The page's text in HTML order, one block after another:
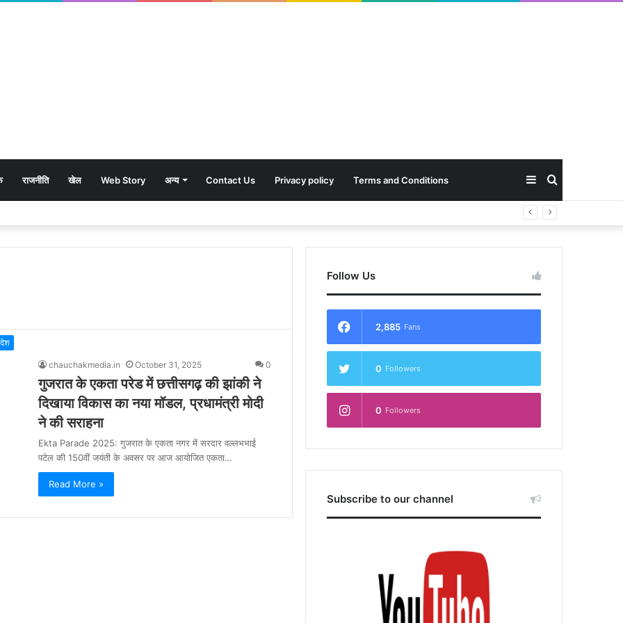
राजनीति खेल Web Story अन्य Contact Us Privacy policy Terms and Conditions
for
Sidebar
को पीठ पर बैठाकर घूमती दिखी मादा भालू
chauchakmedia.in October 31, 2025 0
गुजरात के एकता परेड में छत्तीसगढ़ की झांकी ने
दिखाया विकास का नया मॉडल, प्रधामंत्री मोदी
ने की सराहना
Ekta Parade 2025: गुजरात के एकता नगर में सरदार वल्लभभाई
पटेल की 150वीं जयंती के अवसर पर आज आयोजित एकता…
Read More »
Follow Us
2,885 Fans
0 Followers
0 Followers
Subscribe to our channel